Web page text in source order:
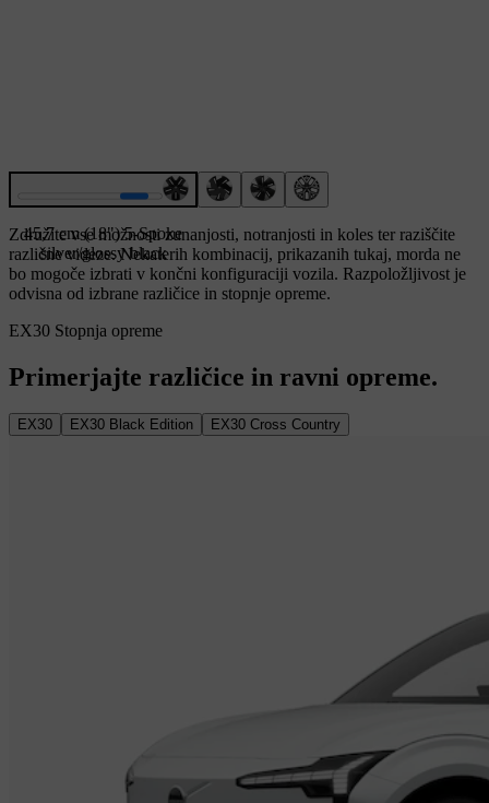
45,7 cm (18") 5-Spoke
silver/glossy black
Združite vse možnosti zunanjosti, notranjosti in koles ter raziščite
različne videze. Nekaterih kombinacij, prikazanih tukaj, morda ne
bo mogoče izbrati v končni konfiguraciji vozila. Razpoložljivost je
odvisna od izbrane različice in stopnje opreme.
EX30 Stopnja opreme
Primerjajte različice in ravni opreme.
EX30 EX30 Black Edition EX30 Cross Country